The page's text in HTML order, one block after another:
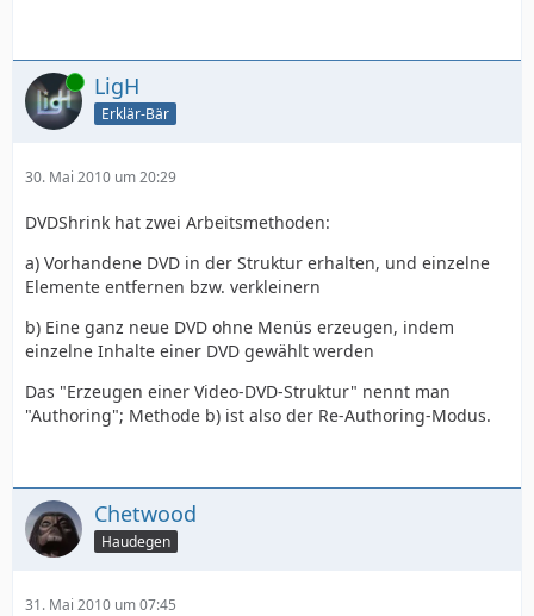
Online LigH
Erklär-Bär
30. Mai 2010 um 20:29
DVDShrink hat zwei Arbeitsmethoden:
a) Vorhandene DVD in der Struktur erhalten, und einzelne
Elemente entfernen bzw. verkleinern
b) Eine ganz neue DVD ohne Menüs erzeugen, indem
einzelne Inhalte einer DVD gewählt werden
Das "Erzeugen einer Video-DVD-Struktur" nennt man
"Authoring"; Methode b) ist also der Re-Authoring-Modus.
Chetwood
Haudegen
31. Mai 2010 um 07:45